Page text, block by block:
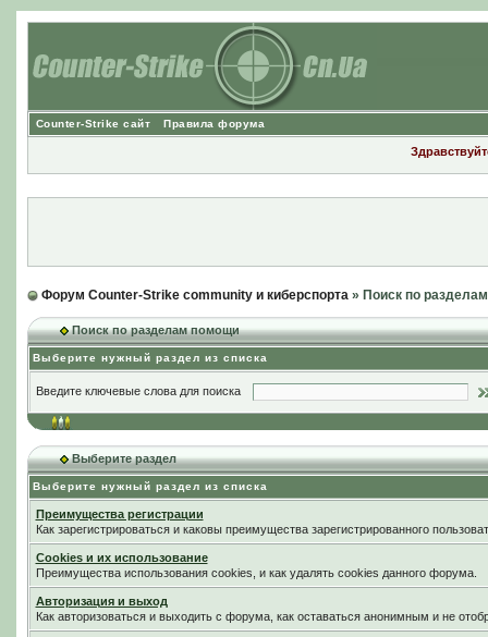
Counter-Strike сайт Правила форума
Форум Counter-Strike community и киберспорта» Поиск по
Поиск по разделам помощи
Выберите нужный раздел из списка
Введите ключевые слова для поиска
Выберите раздел
Выберите нужный раздел из списка
Преимущества регистрации
Как зарегистрироваться и каковы преимущества зарегистрированного
Cookies и их использование
Преимущества использования cookies, и как удалять cookies данного форума.
Авторизация и выход
Как авторизоваться и выходить с форума, как оставаться анонимным и не